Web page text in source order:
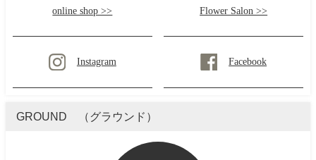
online shop >> Flower Salon >>
Instagram Facebook
GROUND （グラウンド）